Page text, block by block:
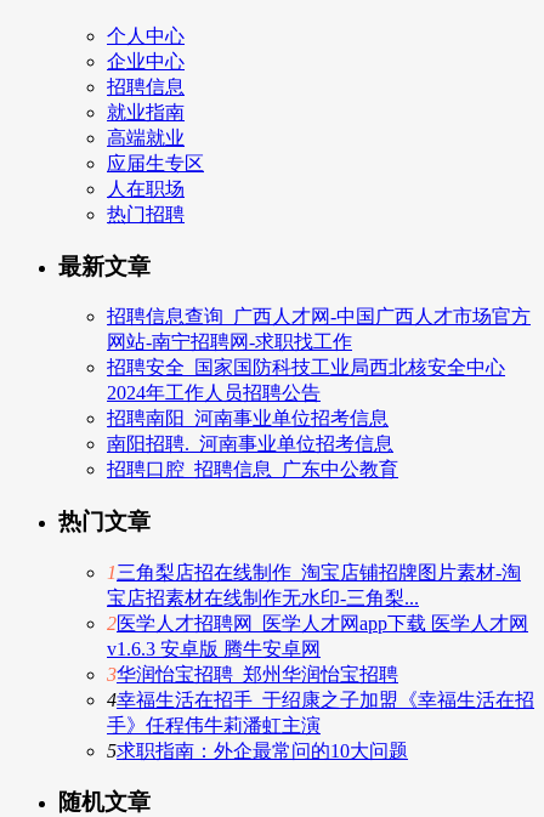
个人中心
企业中心
招聘信息
就业指南
高端就业
应届生专区
人在职场
热门招聘
最新文章
招聘信息查询_广西人才网-中国广西人才市场官方
网站-南宁招聘网-求职找工作
招聘安全_国家国防科技工业局西北核安全中心
2024年工作人员招聘公告
招聘南阳_河南事业单位招考信息
南阳招聘._河南事业单位招考信息
招聘口腔_招聘信息_广东中公教育
热门文章
1三角梨店招在线制作_淘宝店铺招牌图片素材-淘
宝店招素材在线制作无水印-三角梨...
2医学人才招聘网_医学人才网app下载 医学人才网
v1.6.3 安卓版 腾牛安卓网
3华润怡宝招聘_郑州华润怡宝招聘
4幸福生活在招手_于绍康之子加盟《幸福生活在招
手》任程伟牛莉潘虹主演
5求职指南：外企最常问的10大问题
随机文章